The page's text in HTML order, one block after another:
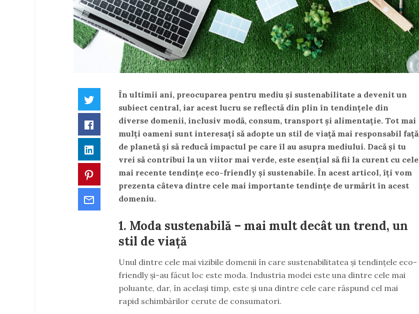
Twitter
Facebook
LinkedIn
Pinterest
În ultimii ani, preocuparea pentru mediu și sustenabilitate a devenit un
subiect central, iar acest lucru se reflectă din plin în tendințele din
diverse domenii, inclusiv modă, consum, transport și alimentație. Tot mai
mulți oameni sunt interesați să adopte un stil de viață mai responsabil față
de planetă și să reducă impactul pe care îl au asupra mediului. Dacă și tu
vrei să contribui la un viitor mai verde, este esențial să fii la curent cu cele
mai recente tendințe eco-friendly și sustenabile. În acest articol, îți vom
prezenta câteva dintre cele mai importante tendințe de urmărit în acest
domeniu.
1. Moda sustenabilă – mai mult decât un trend, un
stil de viață
Unul dintre cele mai vizibile domenii în care sustenabilitatea și tendințele eco-
friendly și-au făcut loc este moda. Industria modei este una dintre cele mai
poluante, dar, în același timp, este și una dintre cele care răspund cel mai
rapid schimbărilor cerute de consumatori.